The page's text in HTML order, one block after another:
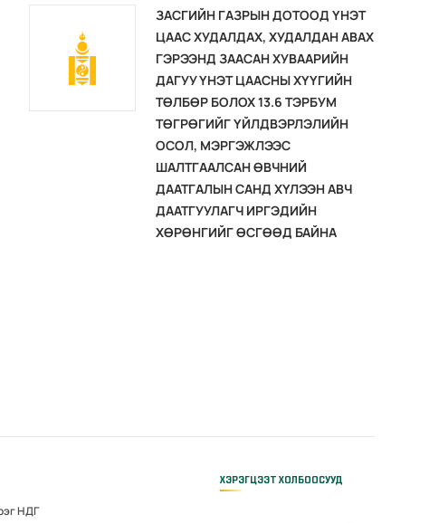
ЗАСГИЙН ГАЗРЫН ДОТООД ҮНЭТ
ЦААС ХУДАЛДАХ, ХУДАЛДАН АВАХ
ГЭРЭЭНД ЗААСАН ХУВААРИЙН
ДАГУУ ҮНЭТ ЦААСНЫ ХҮҮГИЙН
ТӨЛБӨР БОЛОХ 13.6 ТЭРБУМ
ТӨГРӨГИЙГ ҮЙЛДВЭРЛЭЛИЙН
ОСОЛ, МЭРГЭЖЛЭЭС
ШАЛТГААЛСАН ӨВЧНИЙ
ДААТГАЛЫН САНД ХҮЛЭЭН АВЧ
ДААТГУУЛАГЧ ИРГЭДИЙН
ХӨРӨНГИЙГ ӨСГӨӨД БАЙНА
НДГ
ХЭРЭГЦЭЭТ ХОЛБООСУУД